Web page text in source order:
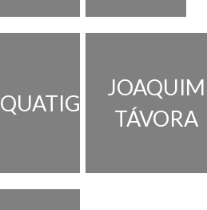
QUATIGUÁ
JOAQUIM
TÁVORA